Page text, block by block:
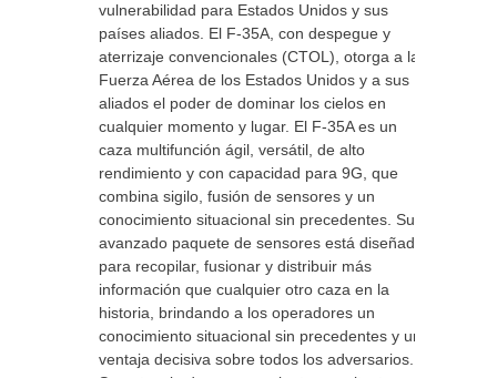
vulnerabilidad para Estados Unidos y sus
países aliados. El F-35A, con despegue y
aterrizaje convencionales (CTOL), otorga a la
Fuerza Aérea de los Estados Unidos y a sus
aliados el poder de dominar los cielos en
cualquier momento y lugar. El F-35A es un
caza multifunción ágil, versátil, de alto
rendimiento y con capacidad para 9G, que
combina sigilo, fusión de sensores y un
conocimiento situacional sin precedentes. Su
avanzado paquete de sensores está diseñado
para recopilar, fusionar y distribuir más
información que cualquier otro caza en la
historia, brindando a los operadores un
conocimiento situacional sin precedentes y una
ventaja decisiva sobre todos los adversarios.